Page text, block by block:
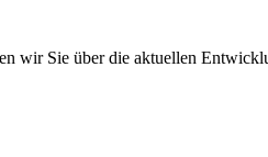
wir Sie über die aktuellen